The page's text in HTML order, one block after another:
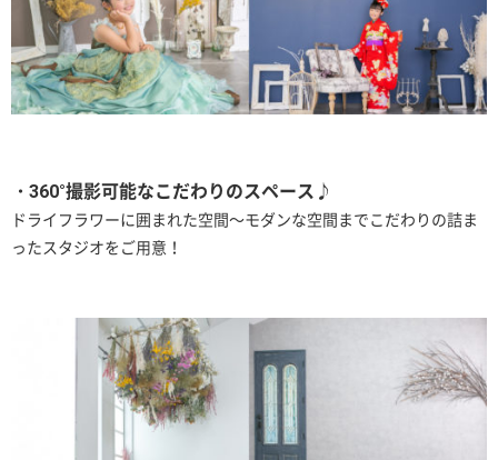
・360°撮影可能なこだわりのスペース♪
ドライフラワーに囲まれた空間～モダンな空間までこだわりの詰ま
ったスタジオをご用意！